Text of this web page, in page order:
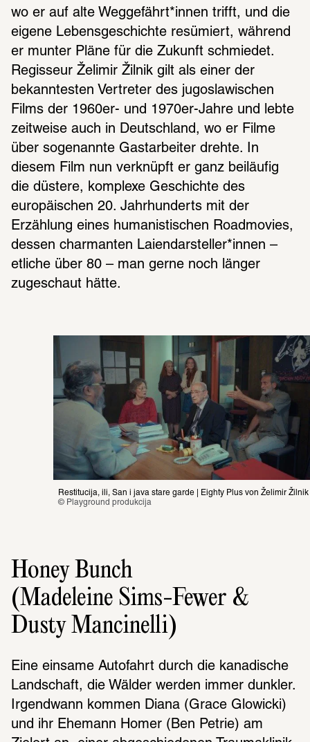
wo er auf alte Weggefährt*innen trifft, und die
eigene Lebensgeschichte resümiert, während
er munter Pläne für die Zukunft schmiedet.
Regisseur Želimir Žilnik gilt als einer der
bekanntesten Vertreter des jugoslawischen
Films der 1960er- und 1970er-Jahre und lebte
zeitweise auch in Deutschland, wo er Filme
über sogenannte Gastarbeiter drehte. In
diesem Film nun verknüpft er ganz beiläufig
die düstere, komplexe Geschichte des
europäischen 20. Jahrhunderts mit der
Erzählung eines humanistischen Roadmovies,
dessen charmanten Laiendarsteller*innen –
etliche über 80 – man gerne noch länger
zugeschaut hätte.
Restitucija, ili, San i java stare garde | Eighty Plus von Želimir Žilnik
© Playground produkcija
Honey Bunch
(Madeleine Sims-Fewer &
Dusty Mancinelli)
Eine einsame Autofahrt durch die kanadische
Landschaft, die Wälder werden immer dunkler.
Irgendwann kommen Diana (Grace Glowicki)
und ihr Ehemann Homer (Ben Petrie) am